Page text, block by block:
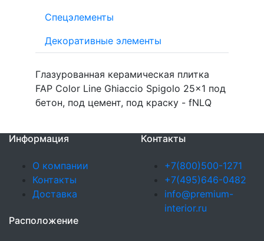
Спецэлементы
Декоративные элементы
Глазурованная керамическая плитка
FAP Color Line Ghiaccio Spigolo 25x1 под
бетон, под цемент, под краску - fNLQ
Информация
О компании
Контакты
Доставка
Контакты
+7(800)500-1271
+7(495)646-0482
info@premium-
interior.ru
Расположение